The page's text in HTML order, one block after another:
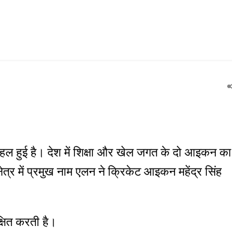
पहल हुई है। देश में शिक्षा और खेल जगत के दो आइकन का
में प्रमुख नाम एलन ने क्रिकेट आइकन महेंद्र सिंह
करती है।